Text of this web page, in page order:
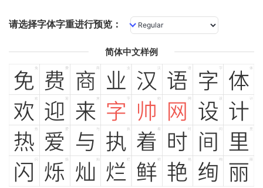
请选择字体字重进行预览：
简体中文样例
免
免 费
费 商
商 业 汉 语
语 字
字 体
体
欢
欢 迎
迎 来
来 字
字 帅
帅 网
网 设
设 计
计
热
热 爱
爱 与
与 执
执 着
着 时
时 间
间 里
里
闪 烁
烁 灿
灿 烂
烂 鲜
鲜 艳
艳 绚
绚 丽